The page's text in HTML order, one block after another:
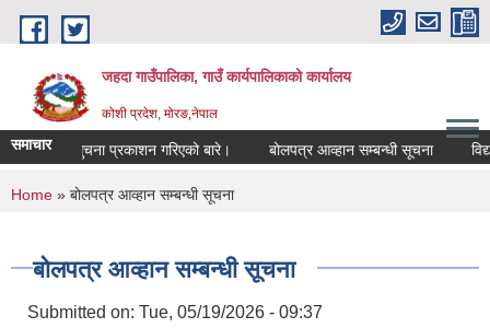
Skip to main content
जहदा गाउँपालिका, गाउँ कार्यपालिकाको कार्यालय
कोशी प्रदेश, मोरङ,नेपाल
समाचार
सम्बन्धी सुचना प्रकाशन गरिएको बारे। बोलपत्र आव्हान सम्बन्धी सूचना
You are here
Home » बोलपत्र आव्हान सम्बन्धी सूचना
बोलपत्र आव्हान सम्बन्धी सूचना
Submitted on: Tue, 05/19/2026 - 09:37